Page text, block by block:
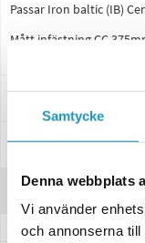
Samtycke
Denna webbplats
Vi använder
och annonserna
Passar Iron baltic (IB)
Mått infästning CC
Specifikationer
Recensioner